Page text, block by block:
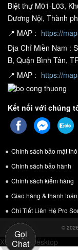
Quản lý nguồn
Là thiết bị hỗ trợ
áp và báo động đến
bảo vệhệ thống âm
Bộ dàn khuyến
cực hấp dẫn
Nhân dịp nghỉ lễ 30/4 -
tri ân khách hàng,
từ thương hiệu Nexo
đãi.
Biệt thự M01-L03,
Dương Nội, Thành
📍 MAP : https://
Địa Chỉ Miền Nam :
B, Quận Bình Tân,
📍 MAP : https://
Kết nối với chúng
Chính sách bảo mật
Chính sách bảo hành
Chính sách kiểm hàng
Giao hàng & thanh toán
Chi Tiết Liên Hệ Pro
©
Xem bản Desktop
Gọi
Chat